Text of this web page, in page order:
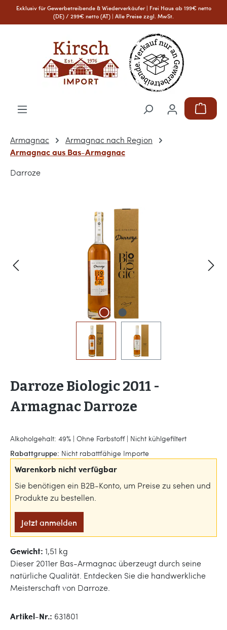
Zum Hauptinhalt springen
Exklusiv für Gewerbetreibende & Wiederverkäufer | Frei Haus ab 199€ netto
(DE) / 299€ netto (AT) | Alle Preise zzgl. MwSt.
Armagnac Armagnac nach Region
Armagnac aus Bas-Armagnac
Darroze
Bildergalerie überspringen
Darroze Biologic 2011 -
Armagnac Darroze
Alkoholgehalt: 49% | Ohne Farbstoff | Nicht kühlgefiltert
Rabattgruppe: Nicht rabattfähige Importe
Warenkorb nicht verfügbar
Sie benötigen ein B2B-Konto, um Preise zu sehen und
Produkte zu bestellen.
Jetzt anmelden
Gewicht: 1,51 kg
Dieser 2011er Bas-Armagnac überzeugt durch seine
natürliche Qualität. Entdecken Sie die handwerkliche
Meisterschaft von Darroze.
Artikel-Nr.: 631801